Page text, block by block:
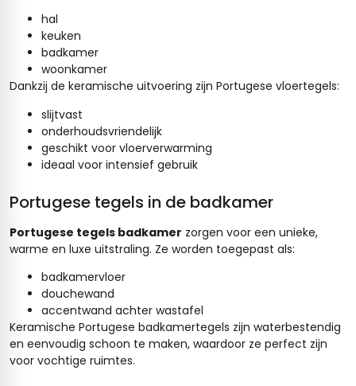
hal
keuken
badkamer
woonkamer
Dankzij de keramische uitvoering zijn Portugese vloertegels:
slijtvast
onderhoudsvriendelijk
geschikt voor vloerverwarming
ideaal voor intensief gebruik
Portugese tegels in de badkamer
Portugese tegels badkamer zorgen voor een unieke,
warme en luxe uitstraling. Ze worden toegepast als:
badkamervloer
douchewand
accentwand achter wastafel
Keramische Portugese badkamertegels zijn waterbestendig
en eenvoudig schoon te maken, waardoor ze perfect zijn
voor vochtige ruimtes.